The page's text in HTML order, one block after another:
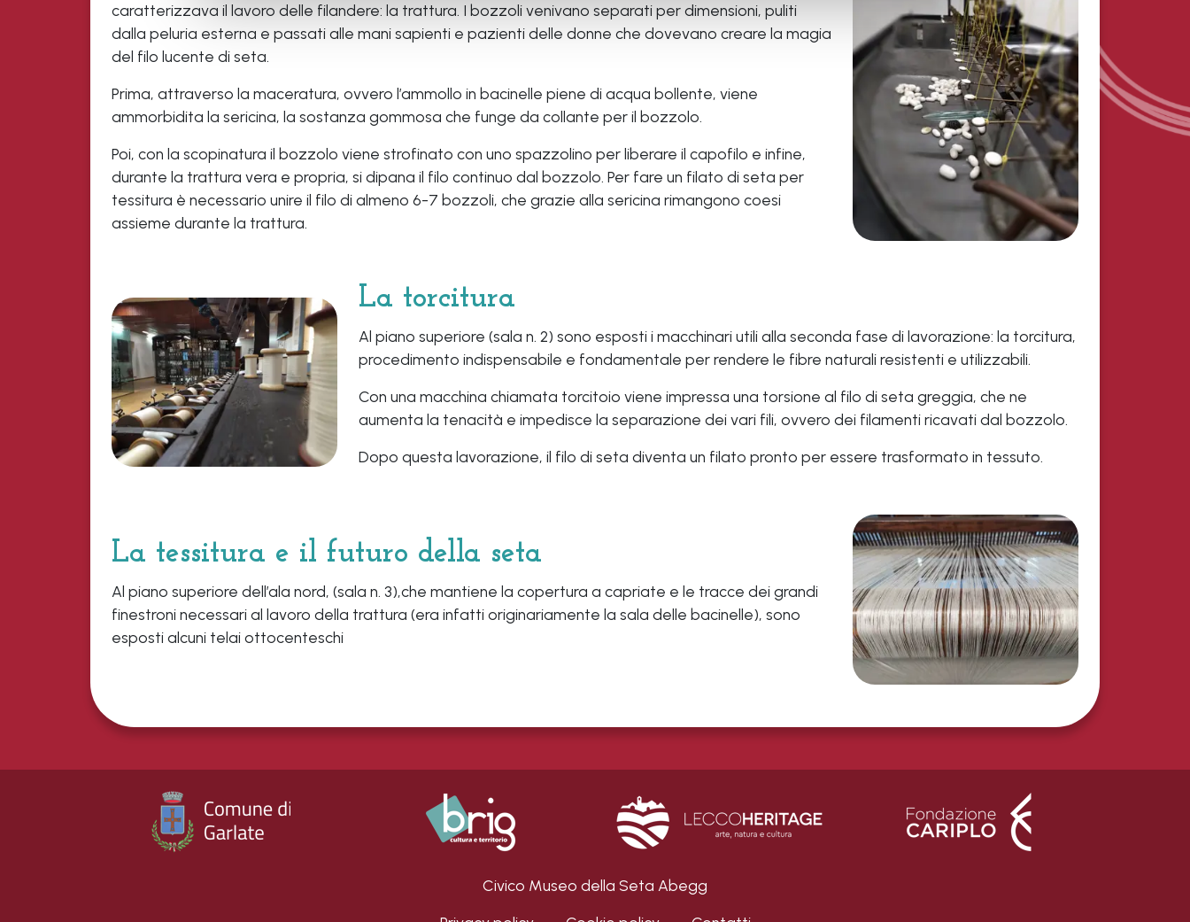
caratterizzava il lavoro delle filandere: la trattura. I bozzoli venivano separati per dimensioni, puliti
dalla peluria esterna e passati alle mani sapienti e pazienti delle donne che dovevano creare la magia
del filo lucente di seta.
Prima, attraverso la maceratura, ovvero l’ammollo in bacinelle piene di acqua bollente, viene
ammorbidita la sericina, la sostanza gommosa che funge da collante per il bozzolo.
Poi, con la scopinatura il bozzolo viene strofinato con uno spazzolino per liberare il capofilo e infine,
durante la trattura vera e propria, si dipana il filo continuo dal bozzolo. Per fare un filato di seta per
tessitura è necessario unire il filo di almeno 6-7 bozzoli, che grazie alla sericina rimangono coesi
assieme durante la trattura.
La torcitura
Al piano superiore (sala n. 2) sono esposti i macchinari utili alla seconda fase di lavorazione: la torcitura,
procedimento indispensabile e fondamentale per rendere le fibre naturali resistenti e utilizzabili.
Con una macchina chiamata torcitoio viene impressa una torsione al filo di seta greggia, che ne
aumenta la tenacità e impedisce la separazione dei vari fili, ovvero dei filamenti ricavati dal bozzolo.
Dopo questa lavorazione, il filo di seta diventa un filato pronto per essere trasformato in tessuto.
La tessitura e il futuro della seta
Al piano superiore dell’ala nord, (sala n. 3),che mantiene la copertura a capriate e le tracce dei grandi
finestroni necessari al lavoro della trattura (era infatti originariamente la sala delle bacinelle), sono
esposti alcuni telai ottocenteschi
Civico Museo della Seta Abegg